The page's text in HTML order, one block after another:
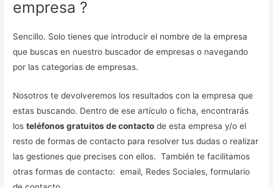
empresa ?
Sencillo. Solo tienes que introducir el nombre de la empresa
que buscas en nuestro buscador de empresas o navegando
por las categorias de empresas.
Nosotros te devolveremos los resultados con la empresa que
estas buscando. Dentro de ese artículo o ficha, encontrarás
losteléfonos gratuitos de contacto de esta empresa y/o el
resto de formas de contacto para resolver tus dudas o realizar
las gestiones que precises con ellos. También te facilitamos
otras formas de contacto: email, Redes Sociales, formulario